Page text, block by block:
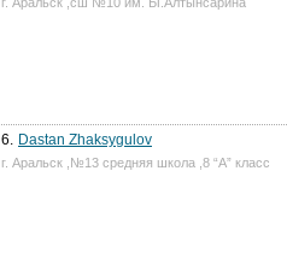
ата-аналар үшін қиын болмайтын көрінеді. ⠀
6. Dastan Zhaksygulov
г. Аральск ,№13 средняя школа ,8 “А” класс